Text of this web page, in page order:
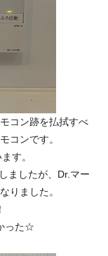
コン跡を払拭すべ
コンです。
す。
ましたが、Dr.マー
りました。
った☆